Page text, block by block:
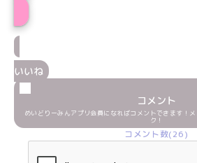
いいね
コメント
めいどりーみんアプリ会員になればコメントできます！
ク！
コメント数(26)